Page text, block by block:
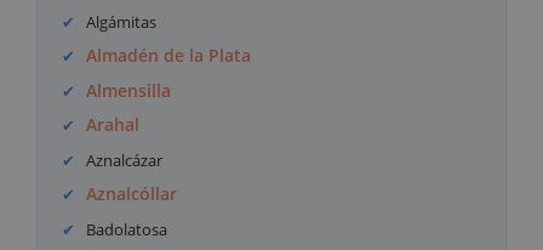
Algámitas
Almadén de la Plata
Almensilla
Arahal
Aznalcázar
Aznalcóllar
Badolatosa